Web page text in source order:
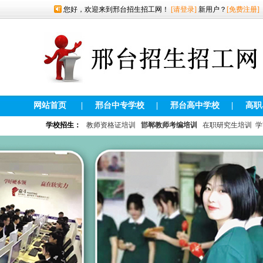
您好，欢迎来到邢台招生招工网！ [请登录] 新用户？ [免费注册]
网站首页 邢台中专学校 邢台高中学校 高
学校招生： 教师资格证培训 邯郸教师考编培训 在职研究生培训